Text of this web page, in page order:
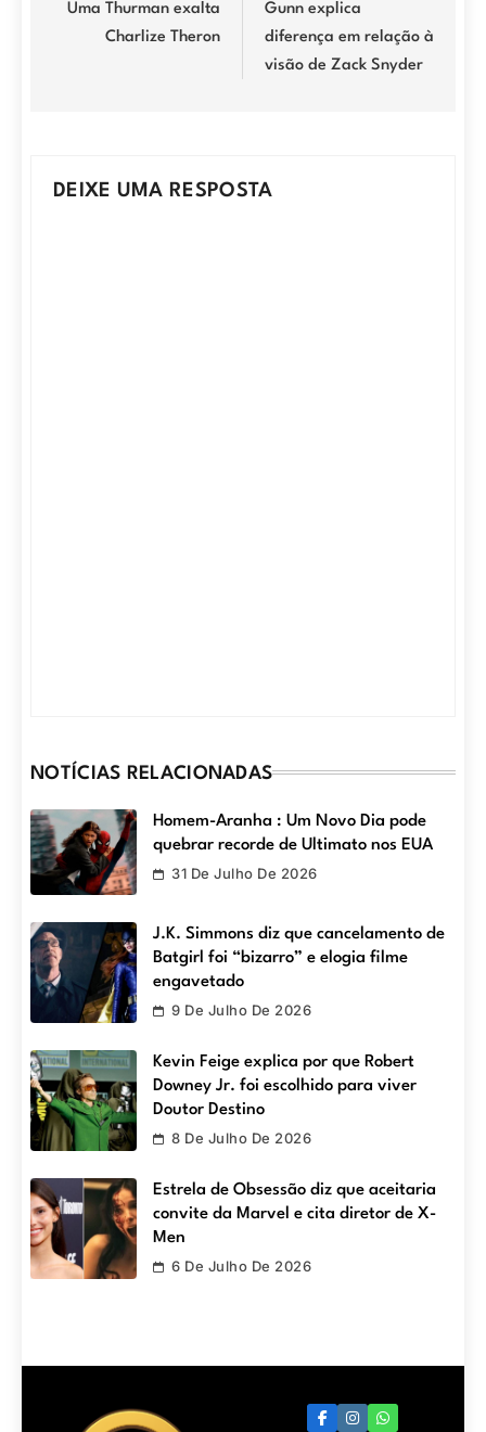
Post
Uma Thurman exalta
Charlize Theron
Gunn explica
diferença em relação à
visão de Zack Snyder
DEIXE UMA RESPOSTA
NOTÍCIAS RELACIONADAS
Homem-Aranha : Um Novo Dia pode
quebrar recorde de Ultimato nos EUA
31 De Julho De 2026
J.K. Simmons diz que cancelamento de
Batgirl foi “bizarro” e elogia filme
engavetado
9 De Julho De 2026
Kevin Feige explica por que Robert
Downey Jr. foi escolhido para viver
Doutor Destino
8 De Julho De 2026
Estrela de Obsessão diz que aceitaria
convite da Marvel e cita diretor de X-
Men
6 De Julho De 2026